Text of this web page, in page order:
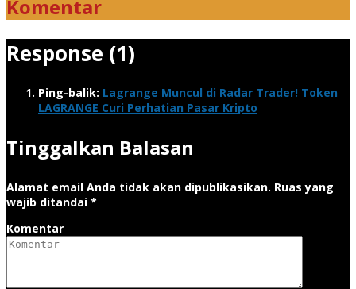
Komentar
Response (1)
Ping-balik: Lagrange Muncul di Radar Trader! Token
LAGRANGE Curi Perhatian Pasar Kripto
Tinggalkan Balasan
Alamat email Anda tidak akan dipublikasikan. Ruas yang
wajib ditandai *
Komentar